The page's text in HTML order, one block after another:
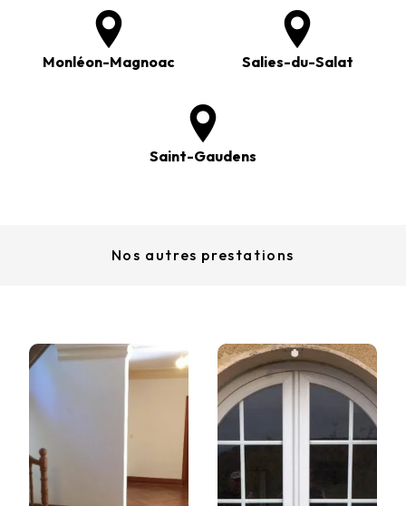
Monléon-Magnoac Salies-du-Salat
Saint-Gaudens
Nos autres prestations